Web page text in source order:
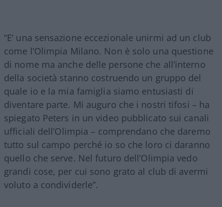
“E’ una sensazione eccezionale unirmi ad un club
come l’Olimpia Milano. Non è solo una questione
di nome ma anche delle persone che all’interno
della società stanno costruendo un gruppo del
quale io e la mia famiglia siamo entusiasti di
diventare parte. Mi auguro che i nostri tifosi – ha
spiegato Peters in un video pubblicato sui canali
ufficiali dell’Olimpia – comprendano che daremo
tutto sul campo perché io so che loro ci daranno
quello che serve. Nel futuro dell’Olimpia vedo
grandi cose, per cui sono grato al club di avermi
voluto a condividerle”.